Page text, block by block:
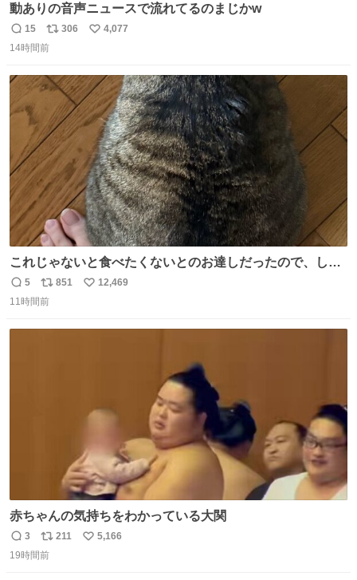
動ありの音声ニュースで流れてるのまじかw
返
信
15
リ
ポ
ト
306
い
数
4,077
14時間前
これじゃないと食べたくないとのお達しだったので、しっ
ぽ置き場係になっている
返
信
5
リ
ポ
851
い
12,469
11時間前
赤ちゃんの気持ちをわかっている大関
返
信
3
リ
ポ
211
い
5,166
19時間前